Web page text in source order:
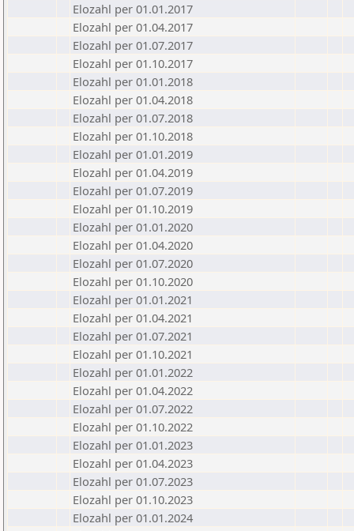
Elozahl per 01.01.2017
Elozahl per 01.04.2017
Elozahl per 01.07.2017
Elozahl per 01.10.2017
Elozahl per 01.01.2018
Elozahl per 01.04.2018
Elozahl per 01.07.2018
Elozahl per 01.10.2018
Elozahl per 01.01.2019
Elozahl per 01.04.2019
Elozahl per 01.07.2019
Elozahl per 01.10.2019
Elozahl per 01.01.2020
Elozahl per 01.04.2020
Elozahl per 01.07.2020
Elozahl per 01.10.2020
Elozahl per 01.01.2021
Elozahl per 01.04.2021
Elozahl per 01.07.2021
Elozahl per 01.10.2021
Elozahl per 01.01.2022
Elozahl per 01.04.2022
Elozahl per 01.07.2022
Elozahl per 01.10.2022
Elozahl per 01.01.2023
Elozahl per 01.04.2023
Elozahl per 01.07.2023
Elozahl per 01.10.2023
Elozahl per 01.01.2024